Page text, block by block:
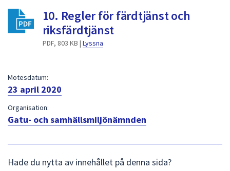
för
10. Regler för färdtjänst och
riksfärdtjänst
PDF, 803 KB | Lyssna
Mötesdatum:
23 april 2020
Organisation:
Gatu- och samhällsmiljönämnden
ä
Hade du nytta av innehållet på denna sida?